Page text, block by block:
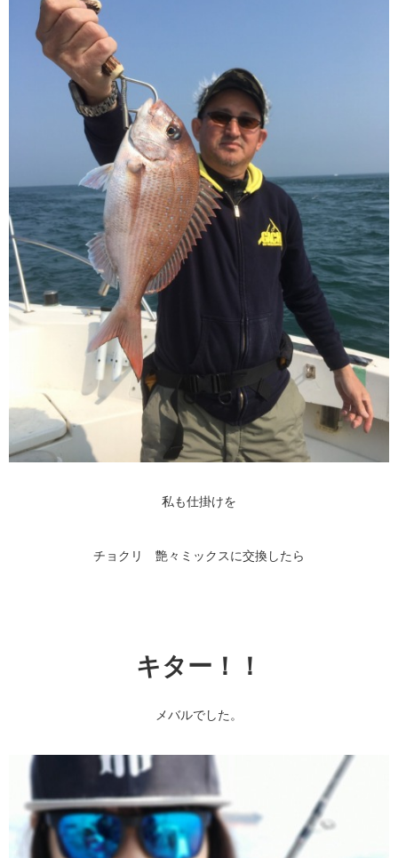
私も仕掛けを
チョクリ 艶々ミックスに交換したら
キター！！
メバルでした。